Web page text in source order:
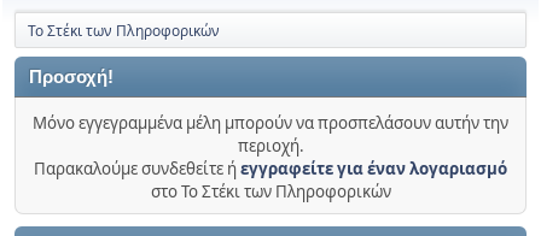
Το Στέκι των Πληροφορικών
Προσοχή!
Μόνο εγγεγραμμένα μέλη μπορούν να προσπελάσουν αυτήν την
περιοχή.
Παρακαλούμε συνδεθείτε ήεγγραφείτε για έναν λογαριασμό
στο Το Στέκι των Πληροφορικών